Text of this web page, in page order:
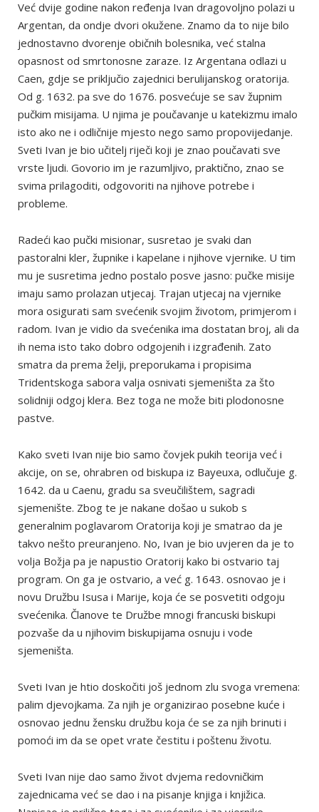
Već dvije godine nakon ređenja Ivan dragovoljno polazi u
Argentan, da ondje dvori okužene. Znamo da to nije bilo
jednostavno dvorenje običnih bolesnika, već stalna
opasnost od smrtonosne zaraze. Iz Argentana odlazi u
Caen, gdje se priključio zajednici berulijanskog oratorija.
Od g. 1632. pa sve do 1676. posvećuje se sav župnim
pučkim misijama. U njima je poučavanje u katekizmu imalo
isto ako ne i odličnije mjesto nego samo propovijedanje.
Sveti Ivan je bio učitelj riječi koji je znao poučavati sve
vrste ljudi. Govorio im je razumljivo, praktično, znao se
svima prilagoditi, odgovoriti na njihove potrebe i
probleme.
Radeći kao pučki misionar, susretao je svaki dan
pastoralni kler, župnike i kapelane i njihove vjernike. U tim
mu je susretima jedno postalo posve jasno: pučke misije
imaju samo prolazan utjecaj. Trajan utjecaj na vjernike
mora osigurati sam svećenik svojim životom, primjerom i
radom. Ivan je vidio da svećenika ima dostatan broj, ali da
ih nema isto tako dobro odgojenih i izgrađenih. Zato
smatra da prema želji, preporukama i propisima
Tridentskoga sabora valja osnivati sjemeništa za što
solidniji odgoj klera. Bez toga ne može biti plodonosne
pastve.
Kako sveti Ivan nije bio samo čovjek pukih teorija već i
akcije, on se, ohrabren od biskupa iz Bayeuxa, odlučuje g.
1642. da u Caenu, gradu sa sveučilištem, sagradi
sjemenište. Zbog te je nakane došao u sukob s
generalnim poglavarom Oratorija koji je smatrao da je
takvo nešto preuranjeno. No, Ivan je bio uvjeren da je to
volja Božja pa je napustio Oratorij kako bi ostvario taj
program. On ga je ostvario, a već g. 1643. osnovao je i
novu Družbu Isusa i Marije, koja će se posvetiti odgoju
svećenika. Članove te Družbe mnogi francuski biskupi
pozvaše da u njihovim biskupijama osnuju i vode
sjemeništa.
Sveti Ivan je htio doskočiti još jednom zlu svoga vremena:
palim djevojkama. Za njih je organizirao posebne kuće i
osnovao jednu žensku družbu koja će se za njih brinuti i
pomoći im da se opet vrate čestitu i poštenu životu.
Sveti Ivan nije dao samo život dvjema redovničkim
zajednicama već se dao i na pisanje knjiga i knjižica.